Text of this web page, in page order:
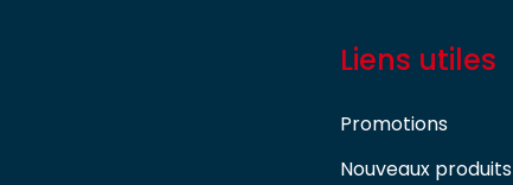
Liens utiles
Promotions
Nouveaux produits